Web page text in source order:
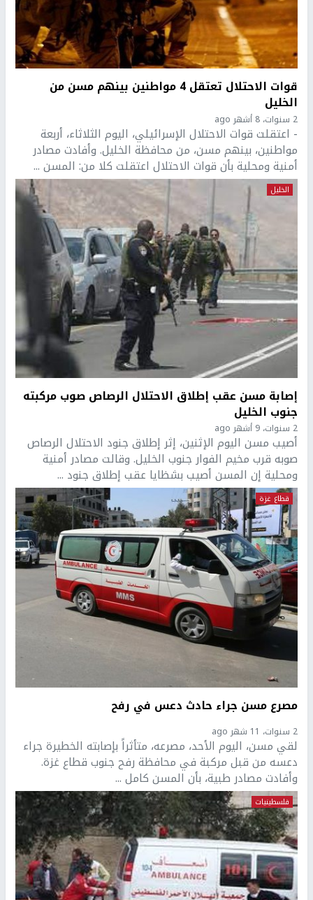
قوات الاحتلال تعتقل 4 مواطنين بينهم مسن من
الخليل
2 سنوات، 8 أشهر ago
- اعتقلت قوات الاحتلال الإسرائيلي، اليوم الثلاثاء، أربعة
مواطنين، بينهم مسن، من محافظة الخليل. وأفادت مصادر
أمنية ومحلية بأن قوات الاحتلال اعتقلت كلا من: المسن ...
الخليل
إصابة مسن عقب إطلاق الاحتلال الرصاص صوب مركبته
جنوب الخليل
2 سنوات، 9 أشهر ago
أصيب مسن اليوم الإثنين، إثر إطلاق جنود الاحتلال الرصاص
صوبه قرب مخيم الفوار جنوب الخليل. وقالت مصادر أمنية
ومحلية إن المسن أصيب بشظايا عقب إطلاق جنود ...
قطاع غزة
مصرع مسن جراء حادث دعس في رفح
2 سنوات، 11 شهر ago
لقي مسن، اليوم الأحد، مصرعه، متأثراً بإصابته الخطيرة جراء
دعسه من قبل مركبة في محافظة رفح جنوب قطاع غزة.
وأفادت مصادر طبية، بأن المسن كامل ...
فلسطينيات